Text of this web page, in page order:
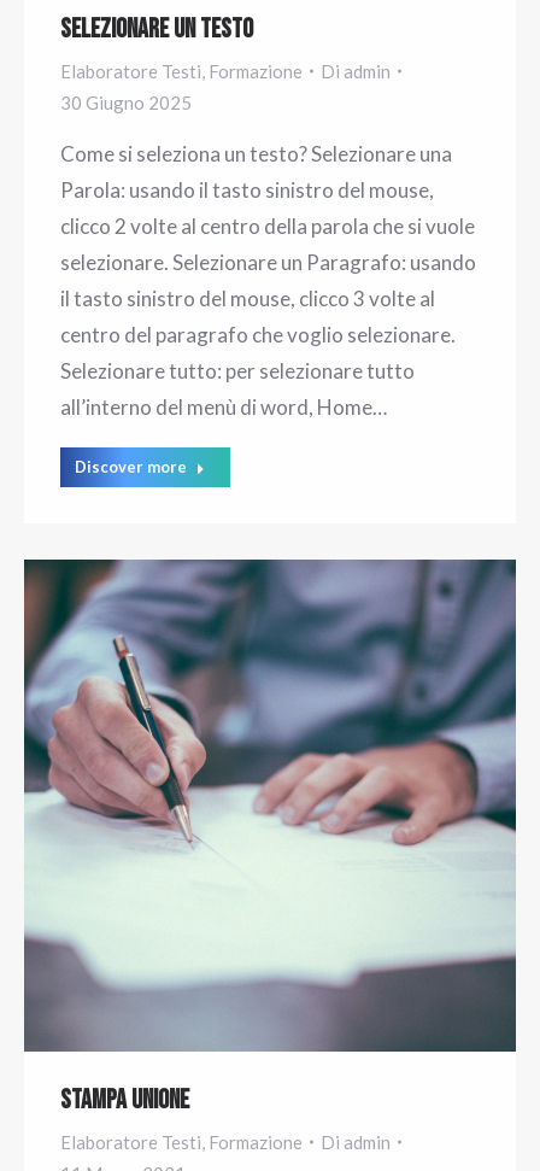
Selezionare un testo
Elaboratore Testi, Formazione Di admin
30 Giugno 2025
Come si seleziona un testo? Selezionare una
Parola: usando il tasto sinistro del mouse,
clicco 2 volte al centro della parola che si vuole
selezionare. Selezionare un Paragrafo: usando
il tasto sinistro del mouse, clicco 3 volte al
centro del paragrafo che voglio selezionare.
Selezionare tutto: per selezionare tutto
all’interno del menù di word, Home…
Discover more
Stampa Unione
Elaboratore Testi, Formazione Di admin